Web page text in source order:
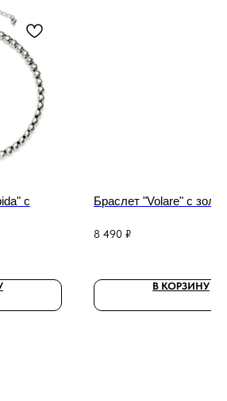
с
Браслет "Volare" с
8 490 ₽
В КОРЗИНУ